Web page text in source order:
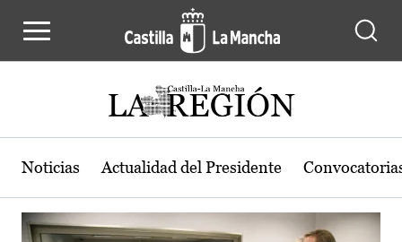
Actualidad de la región de Castilla-
Noticias Actualidad del Presidente